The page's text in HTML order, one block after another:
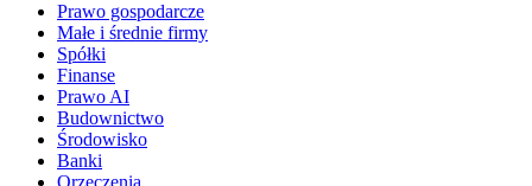
Prawo gospodarcze
Małe i średnie firmy
Spółki
Finanse
Prawo AI
Budownictwo
Środowisko
Banki